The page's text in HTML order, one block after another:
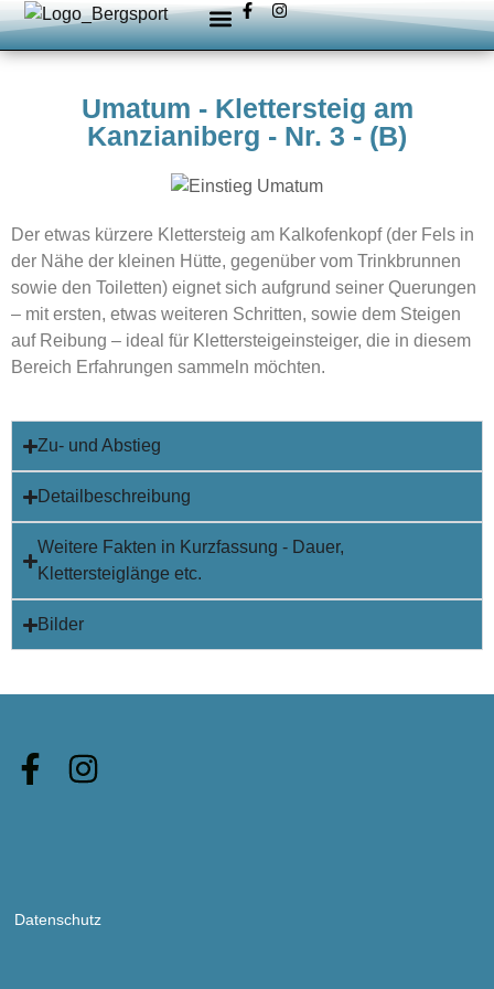
Umatum - Klettersteig am
Kanzianiberg - Nr. 3 - (B)
Der etwas kürzere Klettersteig am Kalkofenkopf (der Fels in
der Nähe der kleinen Hütte, gegenüber vom Trinkbrunnen
sowie den Toiletten) eignet sich aufgrund seiner Querungen
– mit ersten, etwas weiteren Schritten, sowie dem Steigen
auf Reibung – ideal für Klettersteigeinsteiger, die in diesem
Bereich Erfahrungen sammeln möchten.
Zu- und Abstieg
Detailbeschreibung
Weitere Fakten in Kurzfassung - Dauer,
Klettersteiglänge etc.
Bilder
Datenschutz